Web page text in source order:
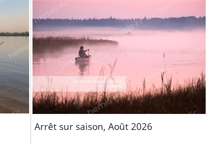
Arrêt sur saison, Août 2026